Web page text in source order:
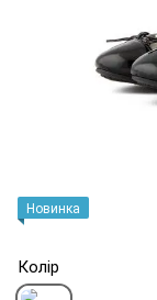
Новинка
Колір